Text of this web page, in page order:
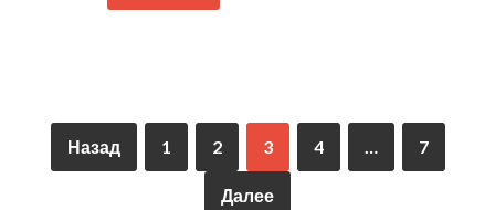
Назад 1 2 3 4 … 7
Далее